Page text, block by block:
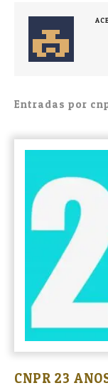
Entradas por
CNPR 23